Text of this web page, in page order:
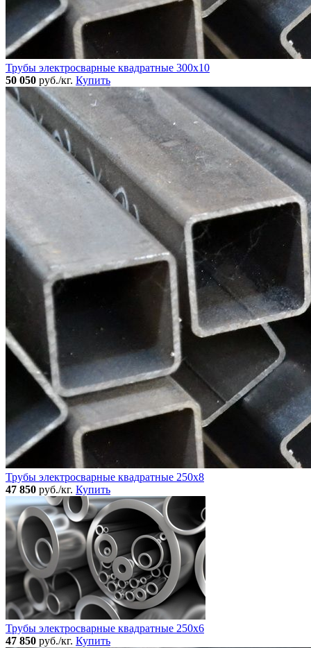
Трубы электросварные квадратные 300x10
50 050 руб./кг. Купить
Трубы электросварные квадратные 250x8
47 850 руб./кг. Купить
Трубы электросварные квадратные 250x6
47 850 руб./кг. Купить